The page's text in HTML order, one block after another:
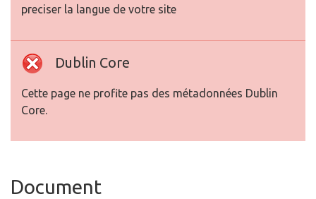
preciser la langue de votre site
Dublin Core
Cette page ne profite pas des métadonnées Dublin
Core.
Document